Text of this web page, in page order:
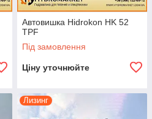
Автовишка Hidrokon HK 52
TPF
Під замовлення
Ціну уточнюйте
Лизинг